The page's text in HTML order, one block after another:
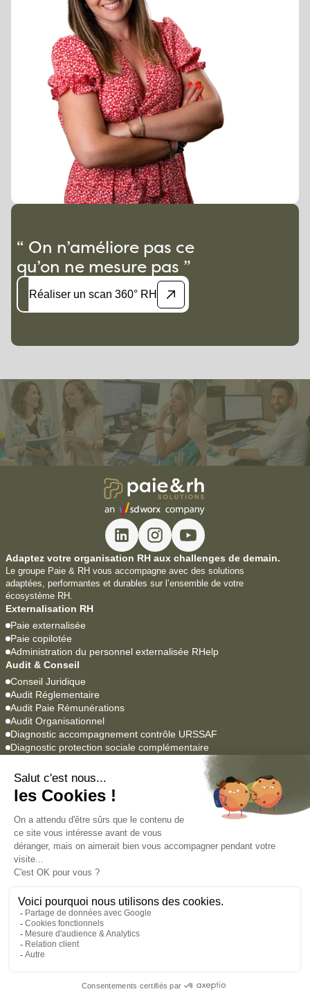
“ On n’améliore pas ce
qu’on ne mesure pas ”
Réaliser un scan 360° RH
Adaptez votre organisation RH aux challenges de demain.
Le groupe Paie & RH vous accompagne avec des solutions
adaptées, performantes et durables sur l’ensemble de votre
écosystème RH.
Externalisation RH
Paie externalisée
Paie copilotée
Administration du personnel externalisée RHelp
Audit & Conseil
Conseil Juridique
Audit Réglementaire
Audit Paie Rémunérations
Audit Organisationnel
Diagnostic accompagnement contrôle URSSAF
Diagnostic protection sociale complémentaire
YEAP Paie
Lucca SIRH
Agrume
Empowill
Académie
Formations professionnelles
Formations en alternance
Nous contacter
© Paie & RH Groupe 2026